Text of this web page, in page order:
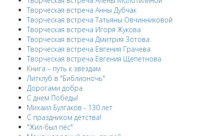
Творческая встреча Анны Дубчак
Творческая встреча Татьяны Овчинниковой
Творческая встреча Игоря Жукова
Творческая встреча Дмитрия Зотова
Творческая встреча Евгения Грачева
Творческая встреча Евгения Щепетнова
Книга – путь к звёздам
Литклуб в "Библионочь"
Дорогами добра
С днем Победы!
Михаил Булгаков - 130 лет
С праздником детства!
"Жил-был пёс"